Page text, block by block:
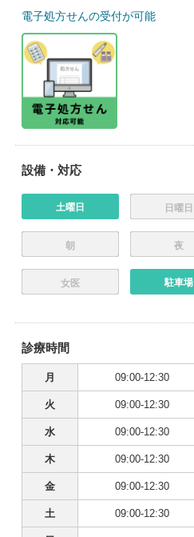
電子処方せんの受付が可能
設備・対応
土曜日 日曜日
朝 夜
女医 駐車場
診療時間
月 09:00-12:30
火 09:00-12:30
水 09:00-12:30
木 09:00-12:30
金 09:00-12:30
土 09:00-12:30